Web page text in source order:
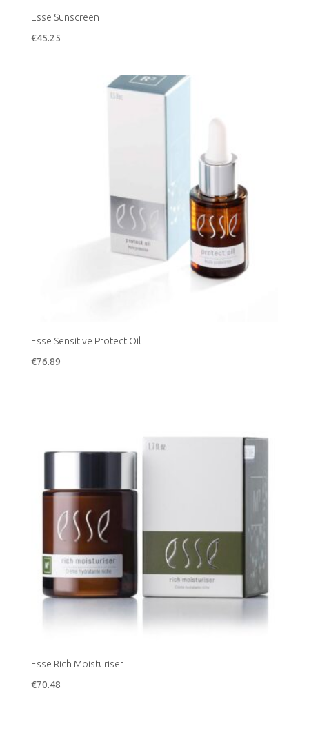
Esse Sunscreen
€45.25
Esse Sensitive Protect Oil
€76.89
Esse Rich Moisturiser
€70.48